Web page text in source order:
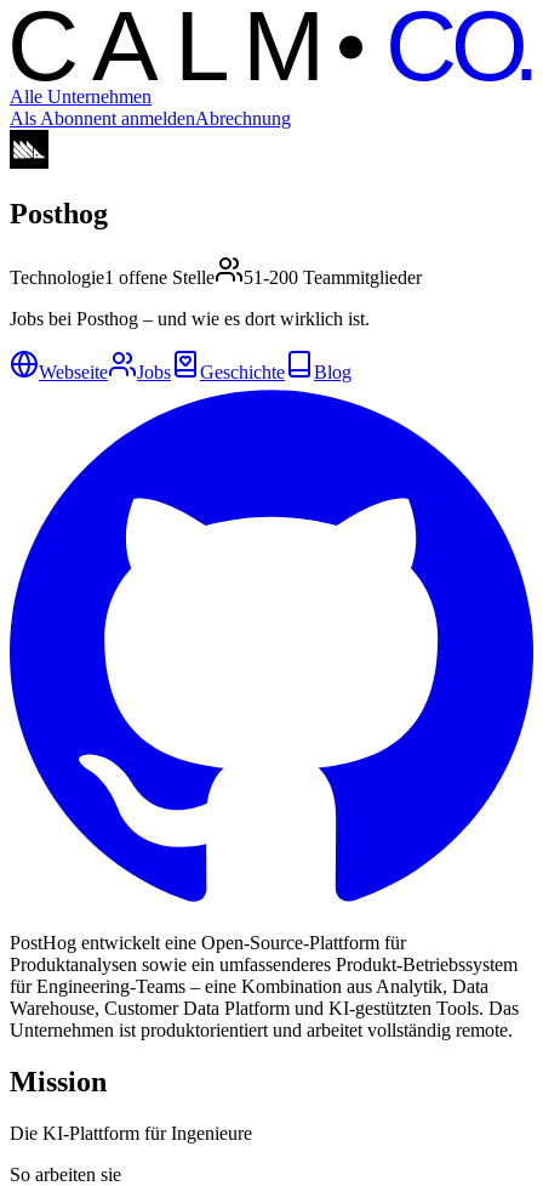
C ALM C O.
Alle Unternehmen
Als Abonnent anmeldenAbrechnung
Posthog
Technologie1 offene Stelle
51-200 Teammitglieder
Jobs bei Posthog – und wie es dort wirklich ist.
Webseite Jobs Geschichte Blog
PostHog entwickelt eine Open-Source-Plattform für
Produktanalysen sowie ein umfassenderes Produkt-Betriebssystem
für Engineering-Teams – eine Kombination aus Analytik, Data
Warehouse, Customer Data Platform und KI-gestützten Tools. Das
Unternehmen ist produktorientiert und arbeitet vollständig remote.
Mission
Die KI-Plattform für Ingenieure
So arbeiten sie